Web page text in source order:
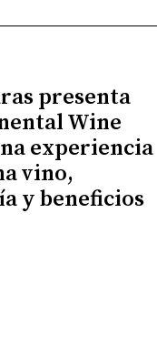
presenta
Wine
experiencia
vino,
y beneficios